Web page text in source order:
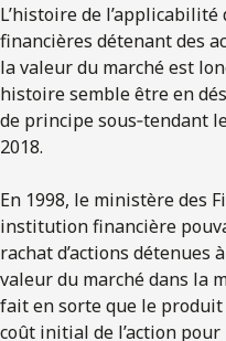
L’histoire de
financières détenant des
la valeur du marché est
histoire semble être en
de principe sous‑tendant
2018.
En 1998, le ministère des
institution financière
rachat d’actions détenues
valeur du marché dans la
fait en sorte que le
coût initial de l’action